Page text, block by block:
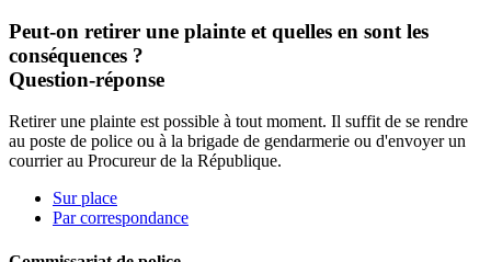
Peut-on retirer une plainte et quelles en sont les
conséquences ?
Question-réponse
Retirer une plainte est possible à tout moment. Il suffit de se rendre
au poste de police ou à la brigade de gendarmerie ou d'envoyer un
courrier au Procureur de la République.
Sur place
Par correspondance